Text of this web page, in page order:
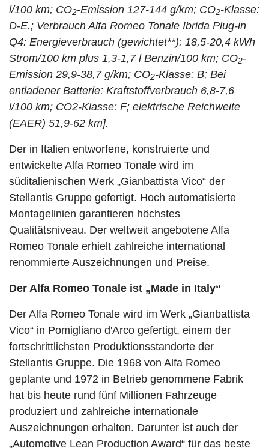
l/100 km; CO2-Emission 127-144 g/km; CO2-Klasse:
D-E.; Verbrauch Alfa Romeo Tonale Ibrida Plug-in
Q4: Energieverbrauch (gewichtet**): 18,5-20,4 kWh
Strom/100 km plus 1,3-1,7 l Benzin/100 km; CO2-
Emission 29,9-38,7 g/km; CO2-Klasse: B; Bei
entladener Batterie: Kraftstoffverbrauch 6,8-7,6
l/100 km; CO2-Klasse: F; elektrische Reichweite
(EAER) 51,9-62 km].
Der in Italien entworfene, konstruierte und
entwickelte Alfa Romeo Tonale wird im
süditalienischen Werk „Gianbattista Vico“ der
Stellantis Gruppe gefertigt. Hoch automatisierte
Montagelinien garantieren höchstes
Qualitätsniveau. Der weltweit angebotene Alfa
Romeo Tonale erhielt zahlreiche international
renommierte Auszeichnungen und Preise.
Der Alfa Romeo Tonale ist „Made in Italy“
Der Alfa Romeo Tonale wird im Werk „Gianbattista
Vico“ in Pomigliano d'Arco gefertigt, einem der
fortschrittlichsten Produktionsstandorte der
Stellantis Gruppe. Die 1968 von Alfa Romeo
geplante und 1972 in Betrieb genommene Fabrik
hat bis heute rund fünf Millionen Fahrzeuge
produziert und zahlreiche internationale
Auszeichnungen erhalten. Darunter ist auch der
„Automotive Lean Production Award“ für das beste